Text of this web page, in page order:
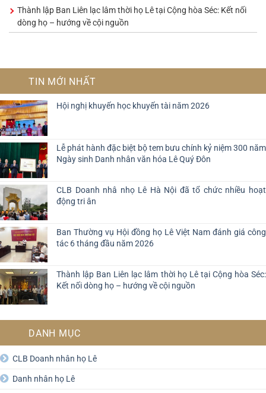
Thành lập Ban Liên lạc lâm thời họ Lê tại Cộng hòa Séc: Kết nối
dòng họ – hướng về cội nguồn
TIN MỚI NHẤT
Hội nghị khuyến học khuyến tài năm 2026
Lễ phát hành đặc biệt bộ tem bưu chính kỷ niệm 300 năm
Ngày sinh Danh nhân văn hóa Lê Quý Đôn
CLB Doanh nhâ nhọ Lê Hà Nội đã tổ chức nhiều hoạt
động tri ân
Ban Thường vụ Hội đồng họ Lê Việt Nam đánh giá công
tác 6 tháng đầu năm 2026
Thành lập Ban Liên lạc lâm thời họ Lê tại Cộng hòa Séc:
Kết nối dòng họ – hướng về cội nguồn
DANH MỤC
CLB Doanh nhân họ Lê
Danh nhân họ Lê